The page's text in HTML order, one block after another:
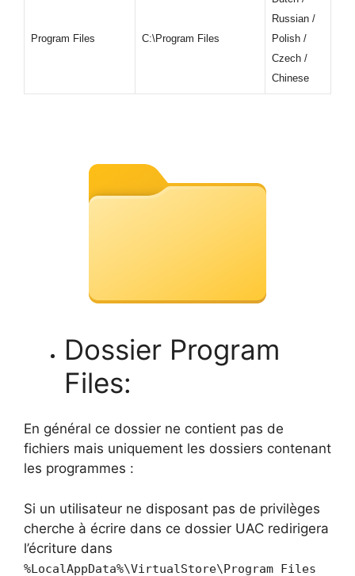
Program Files C:\Program Files
Russian /
Polish /
Czech /
Chinese
Dossier Program
Files:
En général ce dossier ne contient pas de
fichiers mais uniquement les dossiers contenant
les programmes :
Si un utilisateur ne disposant pas de privilèges
cherche à écrire dans ce dossier UAC redirigera
l’écriture dans
%LocalAppData%\VirtualStore\Program Files